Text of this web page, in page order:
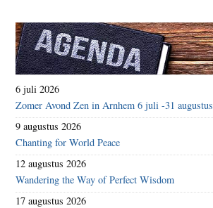
6 juli 2026
Zomer Avond Zen in Arnhem 6 juli -31 augustus
9 augustus 2026
Chanting for World Peace
12 augustus 2026
Wandering the Way of Perfect Wisdom
17 augustus 2026